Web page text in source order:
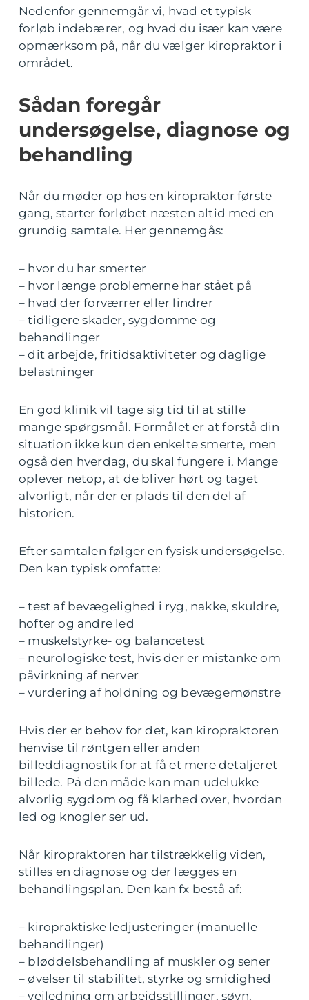
Nedenfor gennemgår vi, hvad et typisk
forløb indebærer, og hvad du især kan være
opmærksom på, når du vælger kiropraktor i
området.
Sådan foregår
undersøgelse, diagnose og
behandling
Når du møder op hos en kiropraktor første
gang, starter forløbet næsten altid med en
grundig samtale. Her gennemgås:
– hvor du har smerter
– hvor længe problemerne har stået på
– hvad der forværrer eller lindrer
– tidligere skader, sygdomme og
behandlinger
– dit arbejde, fritidsaktiviteter og daglige
belastninger
En god klinik vil tage sig tid til at stille
mange spørgsmål. Formålet er at forstå din
situation ikke kun den enkelte smerte, men
også den hverdag, du skal fungere i. Mange
oplever netop, at de bliver hørt og taget
alvorligt, når der er plads til den del af
historien.
Efter samtalen følger en fysisk undersøgelse.
Den kan typisk omfatte:
– test af bevægelighed i ryg, nakke, skuldre,
hofter og andre led
– muskelstyrke- og balancetest
– neurologiske test, hvis der er mistanke om
påvirkning af nerver
– vurdering af holdning og bevægemønstre
Hvis der er behov for det, kan kiropraktoren
henvise til røntgen eller anden
billeddiagnostik for at få et mere detaljeret
billede. På den måde kan man udelukke
alvorlig sygdom og få klarhed over, hvordan
led og knogler ser ud.
Når kiropraktoren har tilstrækkelig viden,
stilles en diagnose og der lægges en
behandlingsplan. Den kan fx bestå af:
– kiropraktiske ledjusteringer (manuelle
behandlinger)
– bløddelsbehandling af muskler og sener
– øvelser til stabilitet, styrke og smidighed
– vejledning om arbejdsstillinger, søvn,